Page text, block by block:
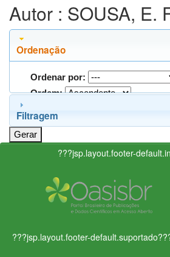
Autor : SOUSA, E.
Ordenação
Ordenar por:
Ordem:
Filtragem
???jsp.layout.footer-
???jsp.layout.footer-